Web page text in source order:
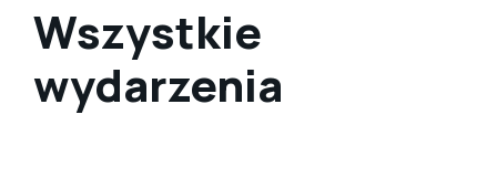
Wszystkie
wydarzenia